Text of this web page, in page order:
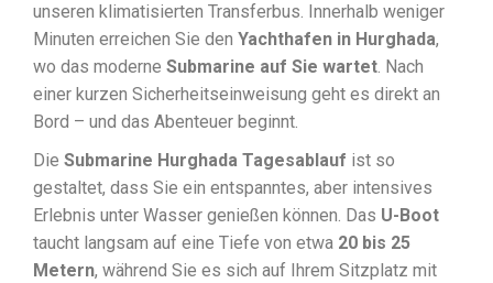
unseren klimatisierten Transferbus. Innerhalb weniger
Minuten erreichen Sie den Yachthafen in Hurghada,
wo das moderne Submarine auf Sie wartet. Nach
einer kurzen Sicherheitseinweisung geht es direkt an
Bord – und das Abenteuer beginnt.
Die Submarine Hurghada Tagesablauf ist so
gestaltet, dass Sie ein entspanntes, aber intensives
Erlebnis unter Wasser genießen können. Das U-Boot
taucht langsam auf eine Tiefe von etwa 20 bis 25
Metern, während Sie es sich auf Ihrem Sitzplatz mit